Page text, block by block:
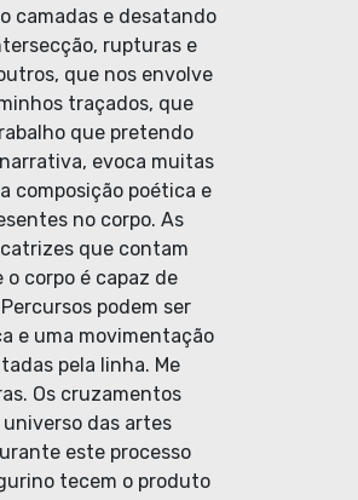
camadas e desatando
rupturas e
que nos envolve
traçados, que
que pretendo
evoca muitas
composição poética e
no corpo. As
que contam
corpo é capaz de
podem ser
e uma movimentação
pela linha. Me
Os cruzamentos
das artes
este processo
tecem o produto